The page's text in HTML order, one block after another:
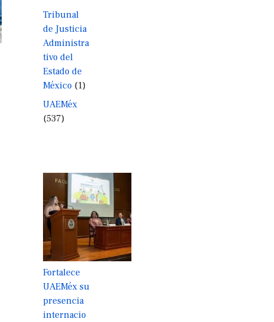
Tribunal
de Justicia
Administra
tivo del
Estado de
México (1)
UAEMéx
(537)
Fortalece
UAEMéx su
presencia
internacio